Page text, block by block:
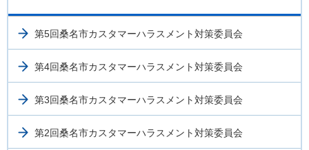
第5回桑名市カスタマーハラスメント対策委員会
第4回桑名市カスタマーハラスメント対策委員会
第3回桑名市カスタマーハラスメント対策委員会
第2回桑名市カスタマーハラスメント対策委員会